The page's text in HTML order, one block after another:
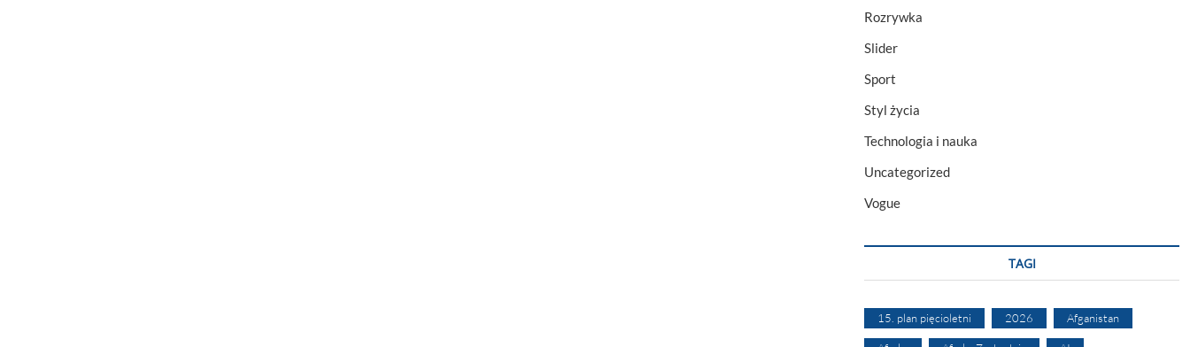
Rozrywka
Slider
Sport
Styl życia
Technologia i nauka
Uncategorized
Vogue
TAGI
15. plan pięcioletni 2026 Afganistan